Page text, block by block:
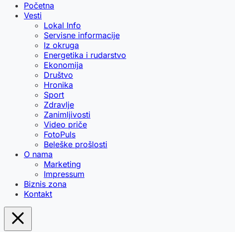
Početna
Vesti
Lokal Info
Servisne informacije
Iz okruga
Energetika i rudarstvo
Ekonomija
Društvo
Hronika
Sport
Zdravlje
Zanimljivosti
Video priče
FotoPuls
Beleške prošlosti
O nama
Marketing
Impressum
Biznis zona
Kontakt